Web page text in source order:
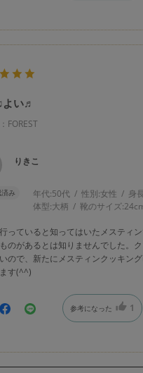
よい♬
FOREST
りきこ
み 年代:50代 性別:女性 身
体型:大柄 靴のサイズ:
っていると知ってはいたメスティ
のがあるとは知りませんでした。
ので、新たにメスティンクッキン
す(^^)
参考になった 1